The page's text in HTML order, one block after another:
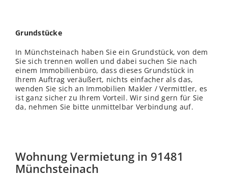
Grundstücke
In Münchsteinach haben Sie ein Grundstück, von dem
Sie sich trennen wollen und dabei suchen Sie nach
einem Immobilienbüro, dass dieses Grundstück in
Ihrem Auftrag veräußert, nichts einfacher als das,
wenden Sie sich an Immobilien Makler / Vermittler, es
ist ganz sicher zu Ihrem Vorteil. Wir sind gern für Sie
da, nehmen Sie bitte unmittelbar Verbindung auf.
Wohnung Vermietung in 91481
Münchsteinach